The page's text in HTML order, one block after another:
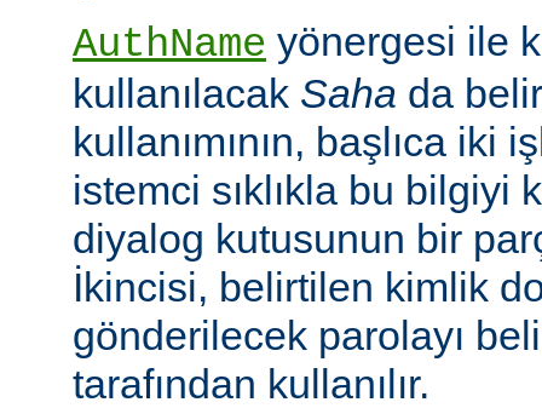
AuthName yönergesi ile
kullanılacak Saha da
kullanımının, başlıca iki
istemci sıklıkla bu bilgiyi
diyalog kutusunun bir
İkincisi, belirtilen kimlik
gönderilecek parolayı
tarafından kullanılır.